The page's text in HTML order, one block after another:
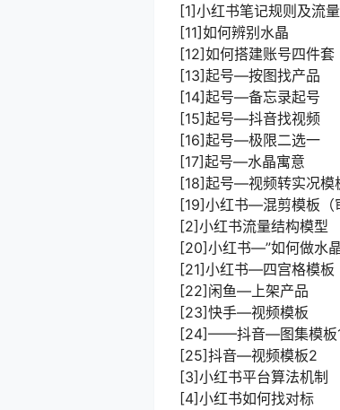
[1]小红书笔记规则及流
[11]如何辨别水晶
[12]如何搭建账号四件套
[13]起号—按图找产品
[14]起号—备忘录起号
[15]起号—抖音找视频
[16]起号—极限二选一
[17]起号—水晶寓意
[18]起号—视频转实况模
[19]小红书—混剪模板（
[2]小红书流量结构模型
[20]小红书—”如何做水
[21]小红书—四宫格模板
[22]闲鱼—上架产品
[23]快手—视频模板
[24]——抖音—图集模板
[25]抖音—视频模板2
[3]小红书平台算法机制
[4]小红书如何找对标